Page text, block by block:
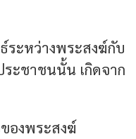
ะหว่างพระสงฆ์กับ
ะชาชนนั้น เกิดจาก
องพระสงฆ์